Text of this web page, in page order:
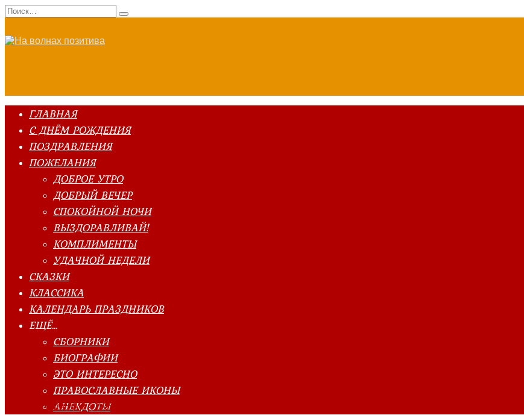
Перейти
к
Search
for:
ГЛАВНАЯ
С ДНЁМ РОЖДЕНИЯ
ПОЗДРАВЛЕНИЯ
ПОЖЕЛАНИЯ
ДОБРОЕ УТРО
ДОБРЫЙ ВЕЧЕР
СПОКОЙНОЙ НОЧИ
ВЫЗДОРАВЛИВАЙ!
КОМПЛИМЕНТЫ
УДАЧНОЙ НЕДЕЛИ
СКАЗКИ
КЛАССИКА
КАЛЕНДАРЬ ПРАЗДНИКОВ
ЕЩЁ…
СБОРНИКИ
БИОГРАФИИ
ЭТО ИНТЕРЕСНО
ПРАВОСЛАВНЫЕ ИКОНЫ
АНЕКДОТЫ
Главная страница»Классика